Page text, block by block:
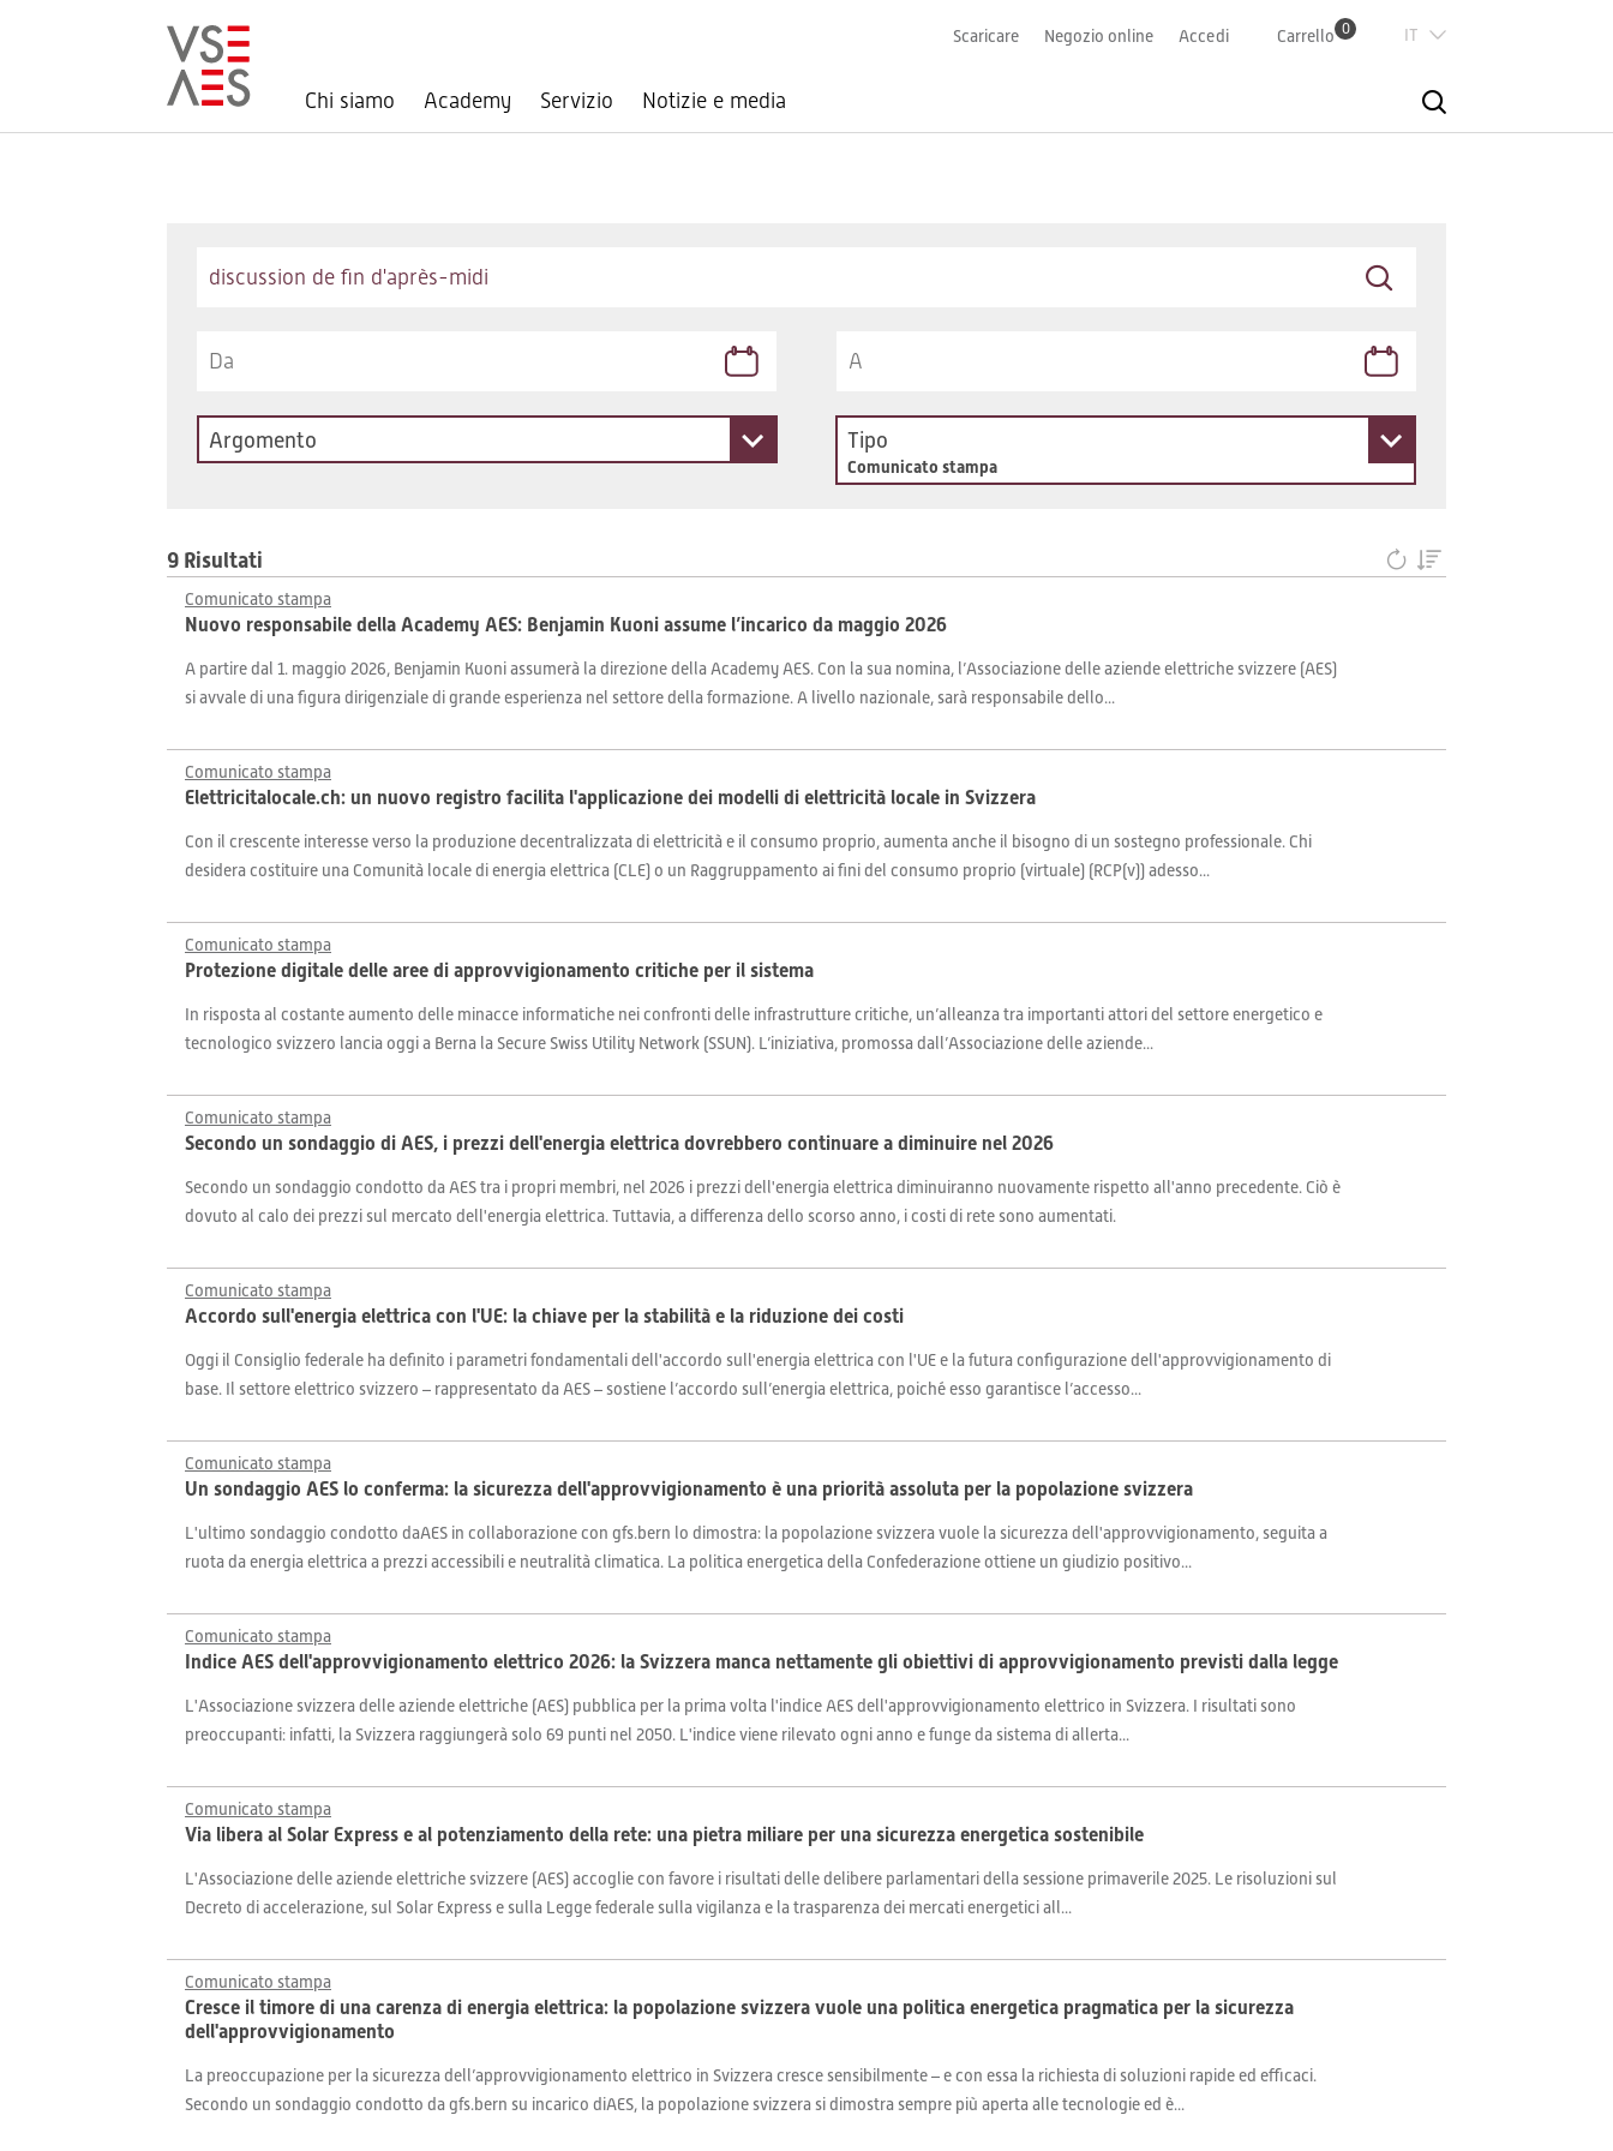
Chi siamo Academy Servizio Notizie e media
Scaricare Negozio online Accedi Carrello 0
English
Argomento Tipo
Comunicato stampa
9 Risultati
Comunicato stampa
Nuovo responsabile della Academy AES: Benjamin Kuoni assume l’incarico da maggio 2026
A partire dal 1. maggio 2026, Benjamin Kuoni assumerà la direzione della Academy AES. Con la sua nomina, l’Associazione delle aziende elettriche svizzere (AES)
si avvale di una figura dirigenziale di grande esperienza nel settore della formazione. A livello nazionale, sarà responsabile dello...
Comunicato stampa
Elettricitalocale.ch: un nuovo registro facilita l'applicazione dei modelli di elettricità locale in Svizzera
Con il crescente interesse verso la produzione decentralizzata di elettricità e il consumo proprio, aumenta anche il bisogno di un sostegno professionale. Chi
desidera costituire una Comunità locale di energia elettrica (CLE) o un Raggruppamento ai fini del consumo proprio (virtuale) (RCP(v)) adesso...
Comunicato stampa
Protezione digitale delle aree di approvvigionamento critiche per il sistema
In risposta al costante aumento delle minacce informatiche nei confronti delle infrastrutture critiche, un’alleanza tra importanti attori del settore energetico e
tecnologico svizzero lancia oggi a Berna la Secure Swiss Utility Network (SSUN). L’iniziativa, promossa dall’Associazione delle aziende...
Comunicato stampa
Secondo un sondaggio di AES, i prezzi dell'energia elettrica dovrebbero continuare a diminuire nel 2026
Secondo un sondaggio condotto da AES tra i propri membri, nel 2026 i prezzi dell'energia elettrica diminuiranno nuovamente rispetto all'anno precedente. Ciò è
dovuto al calo dei prezzi sul mercato dell'energia elettrica. Tuttavia, a differenza dello scorso anno, i costi di rete sono aumentati.
Comunicato stampa
Accordo sull'energia elettrica con l'UE: la chiave per la stabilità e la riduzione dei costi
Oggi il Consiglio federale ha definito i parametri fondamentali dell'accordo sull'energia elettrica con l'UE e la futura configurazione dell'approvvigionamento di
base. Il settore elettrico svizzero – rappresentato da AES – sostiene l’accordo sull’energia elettrica, poiché esso garantisce l’accesso...
Comunicato stampa
Un sondaggio AES lo conferma: la sicurezza dell'approvvigionamento è una priorità assoluta per la popolazione svizzera
L'ultimo sondaggio condotto daAES in collaborazione con gfs.bern lo dimostra: la popolazione svizzera vuole la sicurezza dell'approvvigionamento, seguita a
ruota da energia elettrica a prezzi accessibili e neutralità climatica. La politica energetica della Confederazione ottiene un giudizio positivo...
Comunicato stampa
Indice AES dell'approvvigionamento elettrico 2026: la Svizzera manca nettamente gli obiettivi di approvvigionamento previsti dalla legge
L'Associazione svizzera delle aziende elettriche (AES) pubblica per la prima volta l'indice AES dell'approvvigionamento elettrico in Svizzera. I risultati sono
preoccupanti: infatti, la Svizzera raggiungerà solo 69 punti nel 2050. L'indice viene rilevato ogni anno e funge da sistema di allerta...
Comunicato stampa
Via libera al Solar Express e al potenziamento della rete: una pietra miliare per una sicurezza energetica sostenibile
L'Associazione delle aziende elettriche svizzere (AES) accoglie con favore i risultati delle delibere parlamentari della sessione primaverile 2025. Le risoluzioni sul
Decreto di accelerazione, sul Solar Express e sulla Legge federale sulla vigilanza e la trasparenza dei mercati energetici all...
Comunicato stampa
Cresce il timore di una carenza di energia elettrica: la popolazione svizzera vuole una politica energetica pragmatica per la sicurezza
dell'approvvigionamento
La preoccupazione per la sicurezza dell’approvvigionamento elettrico in Svizzera cresce sensibilmente – e con essa la richiesta di soluzioni rapide ed efficaci.
Secondo un sondaggio condotto da gfs.bern su incarico diAES, la popolazione svizzera si dimostra sempre più aperta alle tecnologie ed è...